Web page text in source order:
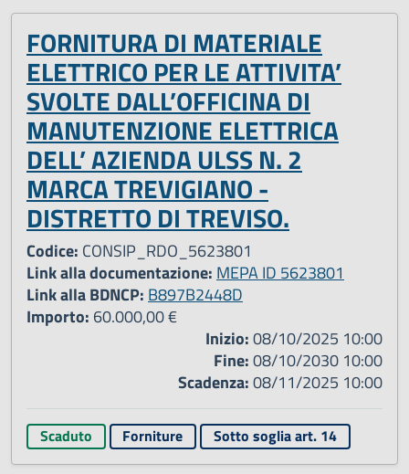
FORNITURA DI MATERIALE
ELETTRICO PER LE ATTIVITA’
SVOLTE DALL’OFFICINA DI
MANUTENZIONE ELETTRICA
DELL’ AZIENDA ULSS N. 2
MARCA TREVIGIANO -
DISTRETTO DI TREVISO.
Codice: CONSIP_RDO_5623801
Link alla documentazione: MEPA ID 5623801
Link alla BDNCP: B897B2448D
Importo: 60.000,00 €
Inizio:08/10/2025 10:00
Fine:08/10/2030 10:00
Scadenza:08/11/2025 10:00
Scaduto Forniture Sotto soglia art. 14